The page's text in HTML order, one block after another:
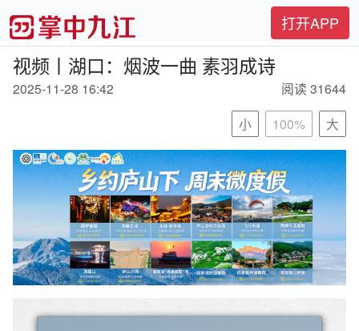
打开APP
视频丨湖口：烟波一曲 素羽成诗
2025-11-28 16:42
阅读 31644
小
100% 大